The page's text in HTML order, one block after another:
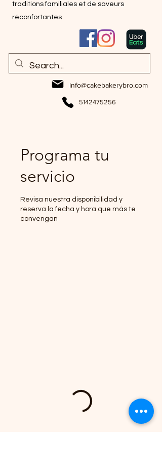
traditions familiales et de saveurs
réconfortantes
info@cakebakerybro.com
5142475256
Programa tu
servicio
Revisa nuestra disponibilidad y
reserva la fecha y hora que más te
convengan